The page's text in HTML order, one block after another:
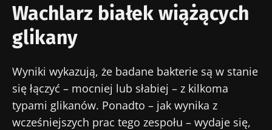
Wachlarz białek wiążących
glikany
Wyniki wykazują, że badane bakterie są w stanie
się łączyć – mocniej lub słabiej – z kilkoma
typami glikanów. Ponadto – jak wynika z
wcześniejszych prac tego zespołu – wydaje się,